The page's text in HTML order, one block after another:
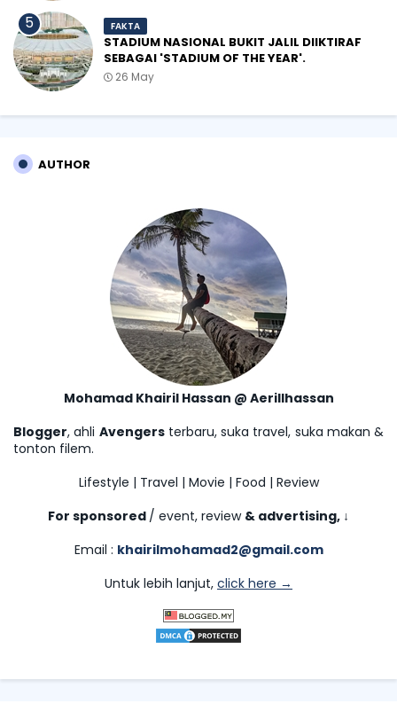
FAKTA
STADIUM NASIONAL BUKIT JALIL DIIKTIRAF
SEBAGAI 'STADIUM OF THE YEAR'.
26 May
AUTHOR
Mohamad Khairil Hassan @ Aerillhassan
Blogger, ahli Avengersterbaru, suka travel, suka makan &
tonton filem.
Lifestyle | Travel | Movie | Food | Review
For sponsored / event, review & advertising, ↓
Email : khairilmohamad2@gmail.com
Untuk lebih lanjut, click here →